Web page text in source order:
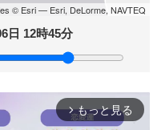
© Esri — Esri, DeLorme, NAVTEQ
日 12時45分
arrow_forward_ios もっと見る